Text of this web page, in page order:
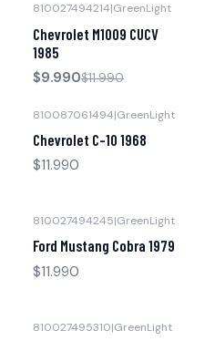
Agotado
810027494214|GreenLight
Chevrolet M1009 CUCV
1985
$9.990$11.990
810087061494|GreenLight
Chevrolet C-10 1968
$11.990
810027494245|GreenLight
Ford Mustang Cobra 1979
$11.990
810027495310|GreenLight